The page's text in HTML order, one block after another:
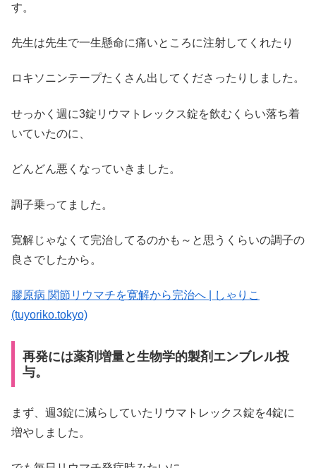
す。
先生は先生で一生懸命に痛いところに注射してくれたり
ロキソニンテープたくさん出してくださったりしました。
せっかく週に3錠リウマトレックス錠を飲むくらい落ち着
いていたのに、
どんどん悪くなっていきました。
調子乗ってました。
寛解じゃなくて完治してるのかも～と思うくらいの調子の
良さでしたから。
膠原病 関節リウマチを寛解から完治へ | しゃりこ
(tuyoriko.tokyo)
再発には薬剤増量と生物学的製剤エンブレル投
与。
まず、週3錠に減らしていたリウマトレックス錠を4錠に
増やしました。